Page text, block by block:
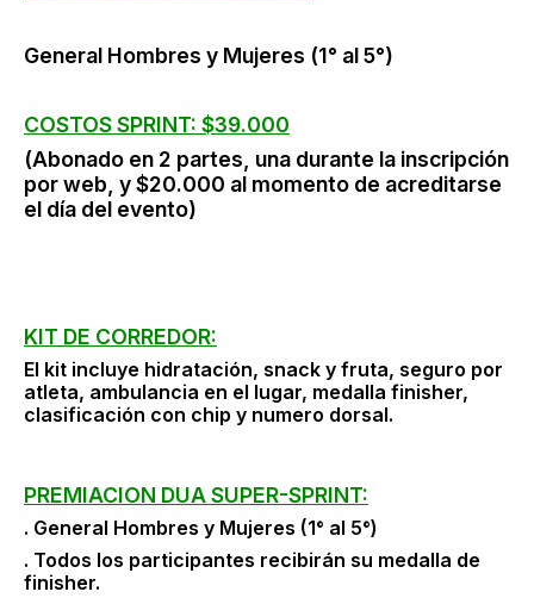
General Hombres y Mujeres (1° al 5°)
COSTOS SPRINT: $39.000
(Abonado en 2 partes, una durante la inscripción
por web, y $20.000 al momento de acreditarse
el día del evento)
KIT DE CORREDOR:
El kit incluye hidratación, snack y fruta, seguro por
atleta, ambulancia en el lugar, medalla finisher,
clasificación con chip y numero dorsal.
PREMIACION DUA SUPER-SPRINT:
. General Hombres y Mujeres (1° al 5°)
. Todos los participantes recibirán su medalla de
finisher.